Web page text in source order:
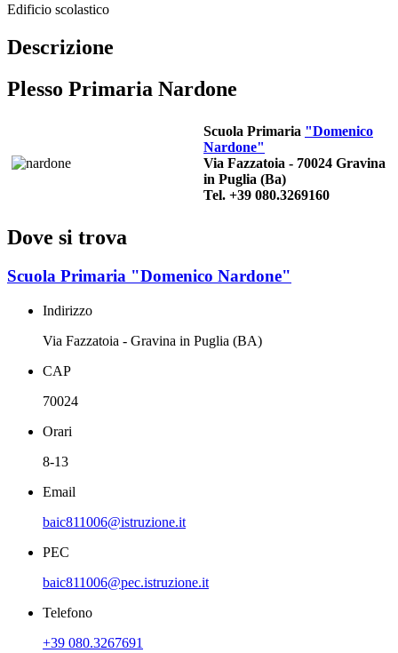
Edificio scolastico
Descrizione
Plesso Primaria Nardone
Scuola Primaria "Domenico
Nardone"
Via Fazzatoia - 70024 Gravina
in Puglia (Ba)
Tel. +39 080.3269160
Dove si trova
Scuola Primaria "Domenico Nardone"
Indirizzo
Via Fazzatoia - Gravina in Puglia (BA)
CAP
70024
Orari
8-13
Email
baic811006@istruzione.it
PEC
baic811006@pec.istruzione.it
Telefono
+39 080.3267691